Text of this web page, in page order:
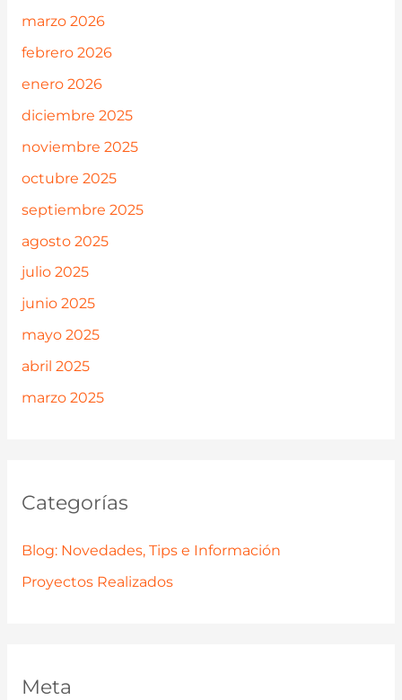
marzo 2026
febrero 2026
enero 2026
diciembre 2025
noviembre 2025
octubre 2025
septiembre 2025
agosto 2025
julio 2025
junio 2025
mayo 2025
abril 2025
marzo 2025
Categorías
Blog: Novedades, Tips e Información
Proyectos Realizados
Meta